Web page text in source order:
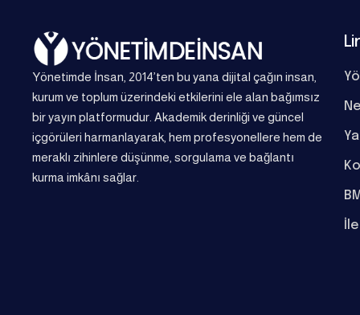
Yönetimde İnsan, 2014’ten bu yana dijital çağın insan,
kurum ve toplum üzerindeki etkilerini ele alan bağımsız
bir yayın platformudur. Akademik derinliği ve güncel
içgörüleri harmanlayarak, hem profesyonellere hem de
meraklı zihinlere düşünme, sorgulama ve bağlantı
kurma imkânı sağlar.